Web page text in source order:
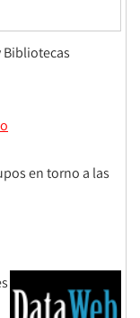
Bibliotecas
en torno a las